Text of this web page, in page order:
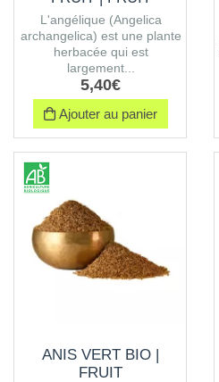
L'angélique (Angelica
archangelica) est une plante
herbacée qui est
largement...
5,40€
Ajouter au panier
ANIS VERT BIO |
FRUIT